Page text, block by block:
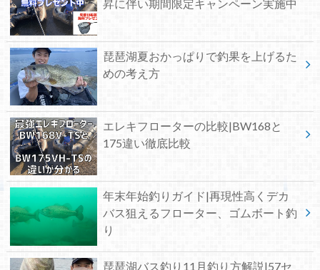
昇に伴い期間限定キャンペーン実施中
琵琶湖夏おかっぱりで釣果を上げるた
めの考え方
エレキフローターの比較|BW168と
175違い徹底比較
年末年始釣りガイド|再現性高くデカ
バス狙えるフローター、ゴムボート釣
り
琵琶湖バス釣り11月釣り方解説|57セ